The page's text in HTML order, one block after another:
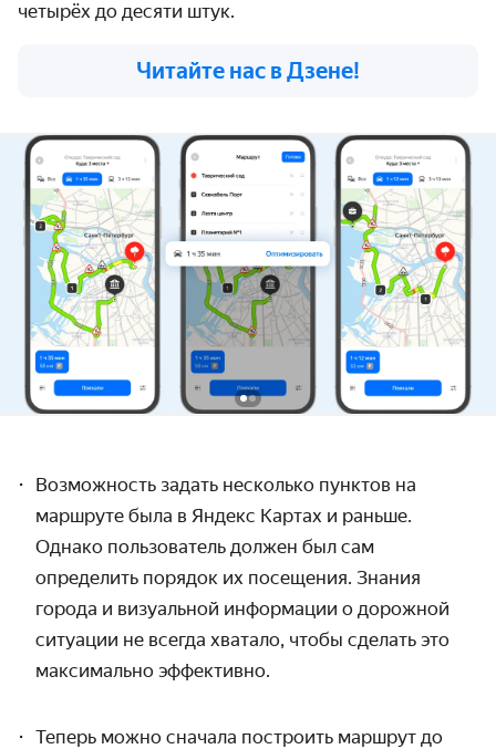
четырёх до десяти штук.
Читайте нас в Дзене!
Возможность задать несколько пунктов на
маршруте была в Яндекс Картах и раньше.
Однако пользователь должен был сам
определить порядок их посещения. Знания
города и визуальной информации о дорожной
ситуации не всегда хватало, чтобы сделать это
максимально эффективно.
Теперь можно сначала построить маршрут до